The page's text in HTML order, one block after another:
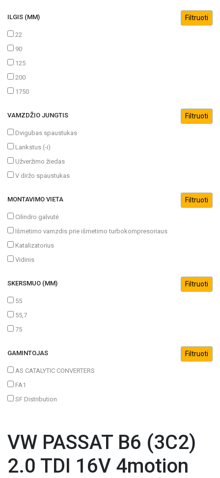
ILGIS (MM)
22
90
125
200
1750
VAMZDŽIO JUNGTIS
Dvigubas spaustukas
Lankstus (-i)
Užveržimo žiedas
V diržo spaustukas
MONTAVIMO VIETA
Cilindro galvutė
Išmetimo vamzdis prie išmetimo turbokompresoriaus
Katalizatorius
Vidinis
SKERSMUO (MM)
55
55,7
75
GAMINTOJAS
AS CATALYTIC CONVERTERS
FA1
SF Distribution
VW PASSAT B6 (3C2)
2.0 TDI 16V 4motion